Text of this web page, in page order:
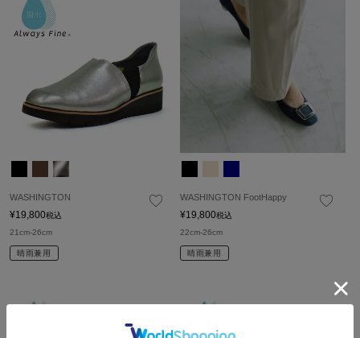
WASHINGTON
¥19,800税込
21cm-26cm
晴雨兼用
WASHINGTON FootHappy
¥19,800税込
22cm-26cm
晴雨兼用